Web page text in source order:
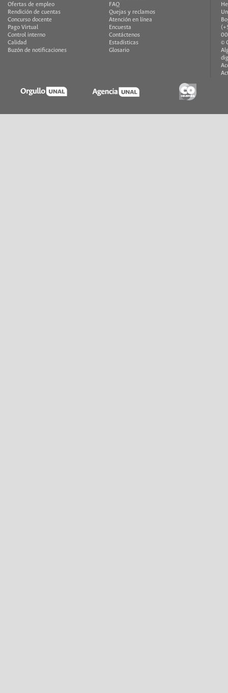
Ofertas de empleo
Rendición de cuentas
Concurso docente
Pago Virtual
Control interno
Calidad
Buzón de notificaciones
FAQ
Quejas y reclamos
Atención en línea
Encuesta
Contáctenos
Estadísticas
Glosario
©